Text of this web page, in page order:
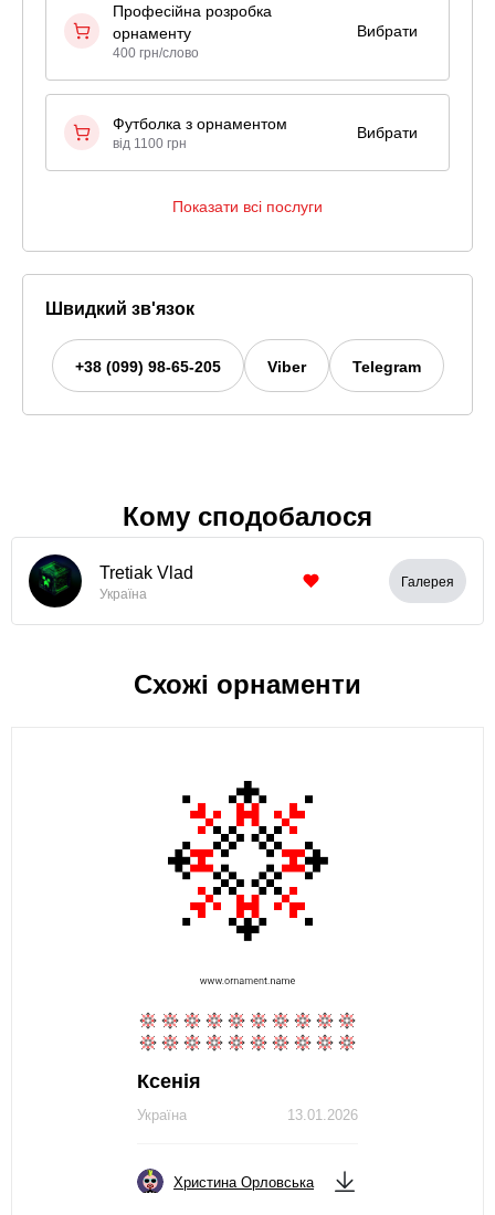
Професійна розробка
орнаменту
400 грн/слово
Вибрати
Футболка з орнаментом
від 1100 грн
Вибрати
Показати всі послуги
Швидкий зв'язок
+38 (099) 98-65-205 Viber Telegram
Кому сподобалося
Tretiak Vlad
Україна
Галерея
Схожі орнаменти
Ксенія
13.01.2026
Україна
Христина Орловська